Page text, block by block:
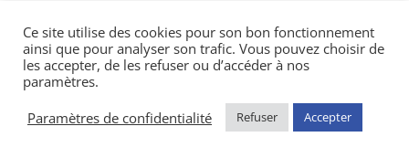
Politique de confidentialité|Mentions
légales
© Copyright Notre Dame de Bon Secours
2026 | réalisé par l’
CDKIT
Ce site utilise des cookies pour son bon fonctionnement
ainsi que pour analyser son trafic. Vous pouvez choisir de
les accepter, de les refuser ou d’accéder à nos
paramètres.
Paramètres de confidentialité
Refuser Accepter